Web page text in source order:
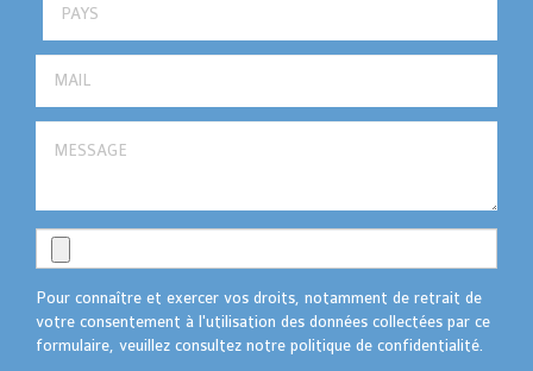
Pour connaître et exercer vos droits, notamment de retrait de
votre consentement à l'utilisation des données collectées par ce
formulaire, veuillez consultez notre politique de confidentialité.